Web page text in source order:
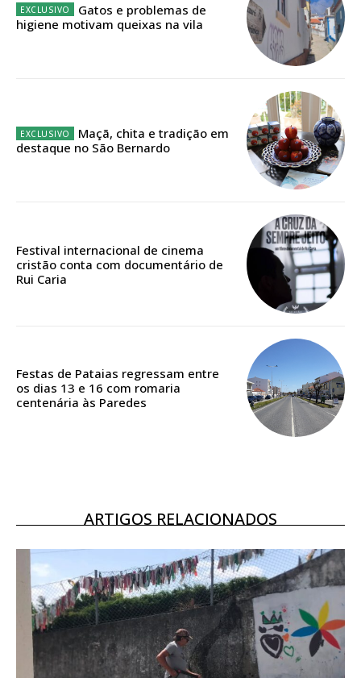
Ofertas para assinatura anual
ASSINATURA
DIGITAL ANUAL
12 meses
Gatos e problemas de
higiene motivam queixas na vila
Maçã, chita e tradição em
destaque no São Bernardo
Festival internacional de cinema
cristão conta com documentário de
Rui Caria
Festas de Pataias regressam entre
os dias 13 e 16 com romaria
centenária às Paredes
ARTIGOS RELACIONADOS